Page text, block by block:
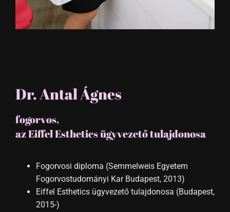
Dr. Antal Ágnes
fogorvos,
az Eiffel Esthetics ügyvezető tulajdonosa
Fogorvosi diploma (Semmelweis Egyetem
Fogorvostudományi Kar Budapest, 2013)
Eiffel Esthetics ügyvezető tulajdonosa (Budapest,
2015-)